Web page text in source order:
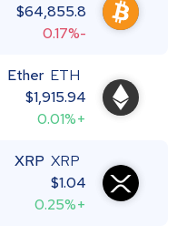
$64,855.8
-0.17%
Ether ETH
$1,915.94
+0.01%
XRP XRP
$1.04
+0.25%